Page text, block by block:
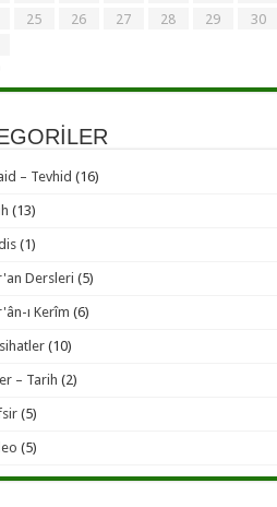
25 26 27 28 29
30
– Tevhid (16)
(13)
(1)
Dersleri (5)
ı Kerîm (6)
(10)
– Tarih (2)
(5)
(5)